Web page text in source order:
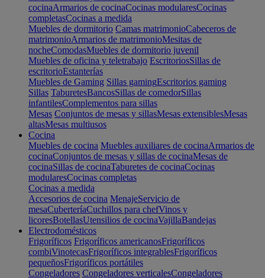
cocinaArmarios de cocinaCocinas modularesCocinas
completasCocinas a medida
Muebles de dormitorio Camas matrimonioCabeceros de
matrimonioArmarios de matrimonioMesitas de
nocheComodasMuebles de dormitorio juvenil
Muebles de oficina y teletrabajo EscritoriosSillas de
escritorioEstanterías
Muebles de Gaming Sillas gamingEscritorios gaming
Sillas TaburetesBancosSillas de comedorSillas
infantilesComplementos para sillas
Mesas Conjuntos de mesas y sillasMesas extensiblesMesas
altasMesas multiusos
Cocina
Muebles de cocina Muebles auxiliares de cocinaArmarios de
cocinaConjuntos de mesas y sillas de cocinaMesas de
cocinaSillas de cocinaTaburetes de cocinaCocinas
modularesCocinas completas
Cocinas a medida
Accesorios de cocina MenajeServicio de
mesaCuberteríaCuchillos para chefVinos y
licoresBotellasUtensilios de cocinaVajillaBandejas
Electrodomésticos
Frigoríficos Frigoríficos americanosFrigoríficos
combiVinotecasFrigoríficos integrablesFrigoríficos
pequeñosFrigoríficos portátiles
Congeladores Congeladores verticalesCongeladores